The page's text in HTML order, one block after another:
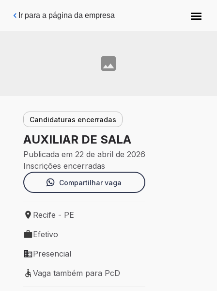
Pular para o conteúdo principal
Ir para a página da empresa
Candidaturas encerradas
AUXILIAR DE SALA
Publicada em 22 de abril de 2026
Inscrições encerradas
Compartilhar vaga
Local de trabalho: Recife - PE
Recife - PE
Tipo de vaga: Efetivo
Efetivo
Modelo de trabalho: Presencial
Presencial
Vaga também para PcD
Vaga também para PcD